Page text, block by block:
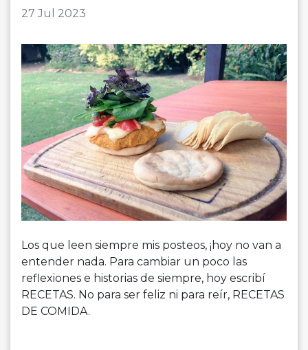
27 Jul 2023
Los que leen siempre mis posteos, ¡hoy no van a
entender nada. Para cambiar un poco las
reflexiones e historias de siempre, hoy escribí
RECETAS. No para ser feliz ni para reír, RECETAS
DE COMIDA.